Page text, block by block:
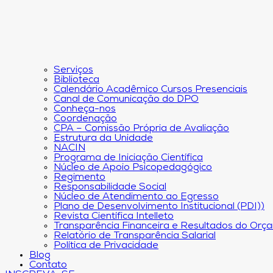
Serviços
Biblioteca
Calendário Acadêmico Cursos Presenciais
Canal de Comunicação do DPO
Conheça-nos
Coordenação
CPA – Comissão Própria de Avaliação
Estrutura da Unidade
NACIN
Programa de Iniciação Científica
Núcleo de Apoio Psicopedagógico
Regimento
Responsabilidade Social
Núcleo de Atendimento ao Egresso
Plano de Desenvolvimento Institucional (PDI))
Revista Científica Intelleto
Transparência Financeira e Resultados do
Relatório de Transparência Salarial
Política de Privacidade
Blog
Contato